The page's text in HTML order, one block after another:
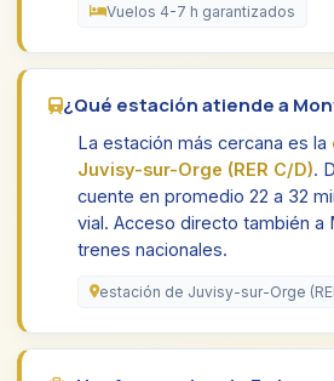
Vuelos 4-7 h garantizados
¿Qué estación atiende a
La estación más cercana es la
Juvisy-sur-Orge (RER C/D).
cuente en promedio 22 a 32
vial. Acceso directo también a
trenes nacionales.
estación de Juvisy-sur-Orge